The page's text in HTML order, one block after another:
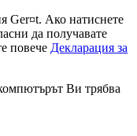
Ger¤t. Ако натиснете
да получавате
повече Декларация за
Ви трябва